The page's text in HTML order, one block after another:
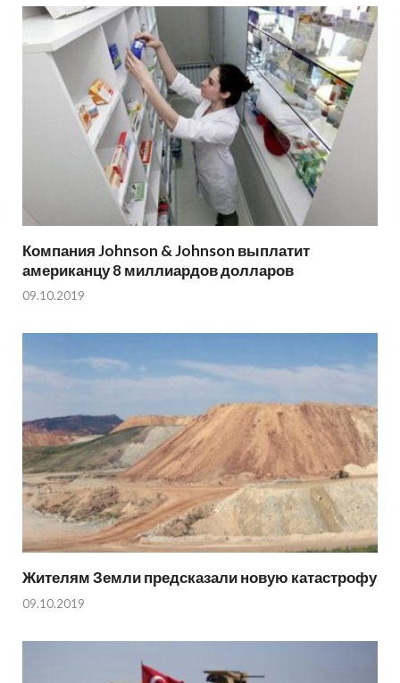
Компания Johnson & Johnson выплатит
американцу 8 миллиардов долларов
09.10.2019
Жителям Земли предсказали новую катастрофу
09.10.2019